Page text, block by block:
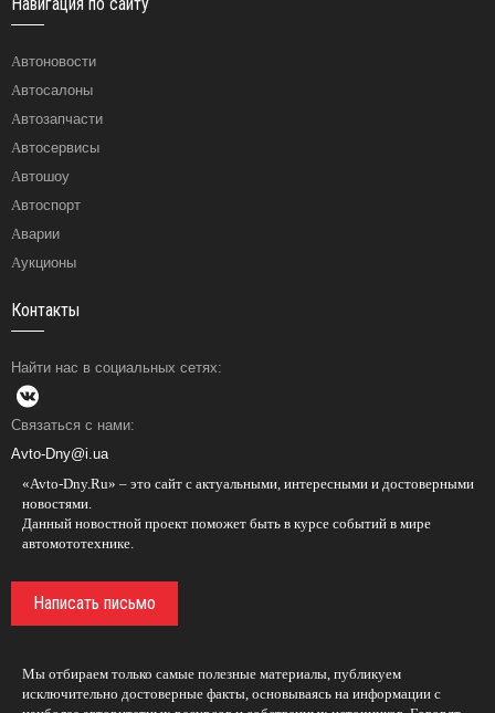
Автоновости
Автосалоны
Автозапчасти
Автосервисы
Автошоу
Автоспорт
Аварии
Аукционы
Контакты
Найти нас в социальных сетях:
Связаться с нами:
Avto-Dny@i.ua
«Avto-Dny.Ru» – это сайт с актуальными, интересными и достоверными
новостями.
Данный новостной проект поможет быть в курсе событий в мире
автомототехнике.
Написать письмо
Мы отбираем только самые полезные материалы, публикуем
исключительно достоверные факты, основываясь на информации с